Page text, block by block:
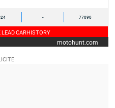
- 77090
motohunt.com